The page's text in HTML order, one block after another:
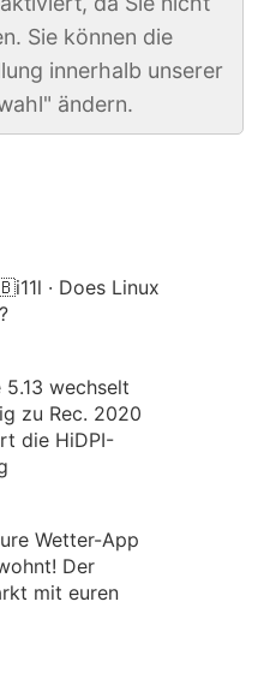
Sie können die
innerhalb unserer
ändern.
· Does Linux
5.13 wechselt
zu Rec. 2020
die HiDPI-
Wetter-App
Der
mit euren